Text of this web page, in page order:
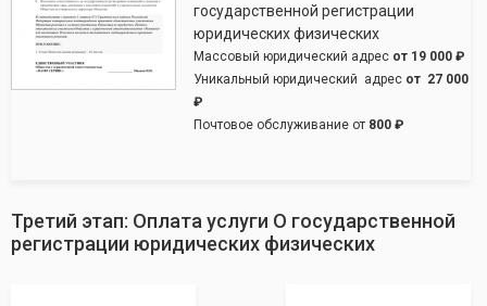
государственной регистрации
юридических физических
Массовый юридический адрес от 19 000 ₽
Уникальный юридический адрес от 27 000
₽
Почтовое обслуживание от 800 ₽
Третий этап: Оплата услуги О государственной
регистрации юридических физических